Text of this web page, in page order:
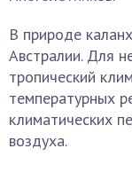
В природе
Австралии. Для
тропический
температурных
климатических
воздуха.